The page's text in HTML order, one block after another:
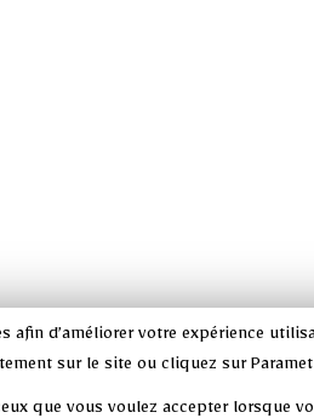
afin d’améliorer votre expérience
sur le site ou cliquez sur
que vous voulez accepter lorsque